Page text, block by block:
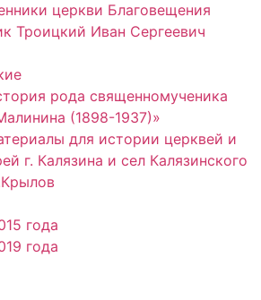
церкви Благовещения
Троицкий Иван Сергеевич
рода священномученика
(1898-1937)»
для истории церквей и
г. Калязина и сел Калязинского
года
года